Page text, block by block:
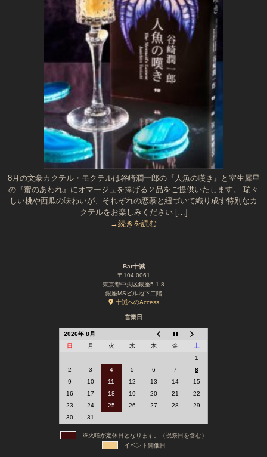
8月の文豪カクテル・モクテルは谷崎潤一郎の『人魚の嘆き』と室生犀星
の『蜜のあわれ』にオマージュを捧げる２品をご提供いたします。 瑞々
しい桃や西瓜の味わいが、それぞれの恋慕と紐づいて織り成す特別なカ
クテルをお楽しみください […]
→続きを読む
Bar十誡
〒104-0061
東京都中央区銀座5-1-8
銀座MSビル地下二階
十誡へのAccess
営業日
2026年 8月
日
月 火 水 木 金
土
1
2
3 4 5 6 7
8
9
10 11 12 13 14
15
16
17 18 19 20 21
22
23
24 25 26 27 28
29
30
31
※火曜が定休日となります。（祝祭日を含む）
イベント開催日